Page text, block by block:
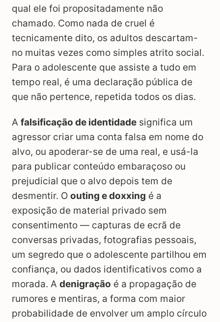
qual ele foi propositadamente não
chamado. Como nada de cruel é
tecnicamente dito, os adultos descartam-
no muitas vezes como simples atrito social.
Para o adolescente que assiste a tudo em
tempo real, é uma declaração pública de
que não pertence, repetida todos os dias.
A falsificação de identidade significa um
agressor criar uma conta falsa em nome do
alvo, ou apoderar-se de uma real, e usá-la
para publicar conteúdo embaraçoso ou
prejudicial que o alvo depois tem de
desmentir. O outing e doxxing é a
exposição de material privado sem
consentimento — capturas de ecrã de
conversas privadas, fotografias pessoais,
um segredo que o adolescente partilhou em
confiança, ou dados identificativos como a
morada. A denigração é a propagação de
rumores e mentiras, a forma com maior
probabilidade de envolver um amplo círculo